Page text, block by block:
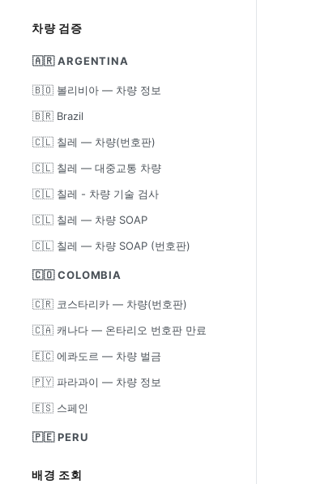
차량 검증
🇦🇷 ARGENTINA
🇧🇴 볼리비아 — 차량 정보
🇧🇷 Brazil
🇨🇱 칠레 — 차량(번호판)
🇨🇱 칠레 — 대중교통 차량
🇨🇱 칠레 - 차량 기술 검사
🇨🇱 칠레 — 차량 SOAP
🇨🇱 칠레 — 차량 SOAP (번호판)
🇨🇴 COLOMBIA
🇨🇷 코스타리카 — 차량(번호판)
🇨🇦 캐나다 — 온타리오 번호판 만료
🇪🇨 에콰도르 — 차량 벌금
🇵🇾 파라과이 — 차량 정보
🇪🇸 스페인
🇵🇪 PERU
배경 조회